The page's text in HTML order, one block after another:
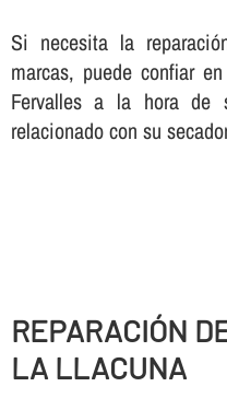
Si necesita la
marcas, puede confiar
Fervalles a la hora de
relacionado con su
REPARACIÓN
LA LLACUNA